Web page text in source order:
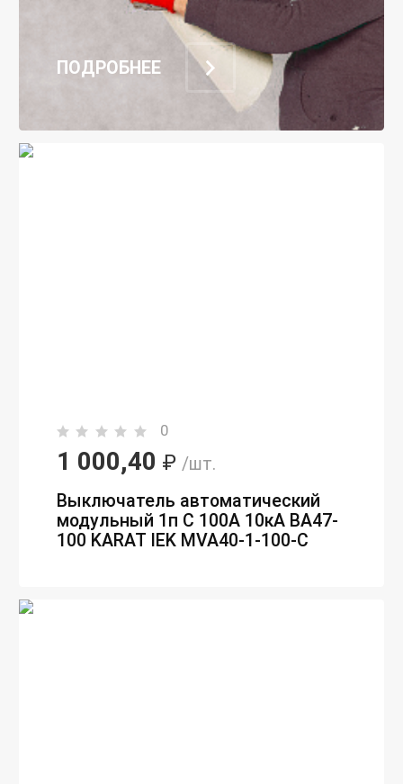
0
1 000,40 ₽ /шт.
Выключатель автоматический
модульный 1п C 100А 10кА ВА47-
100 KARAT IEK MVA40-1-100-C
ПОДРОБНЕЕ